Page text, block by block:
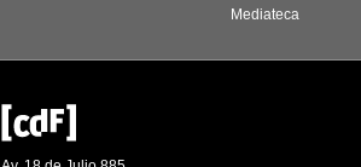
Mediateca